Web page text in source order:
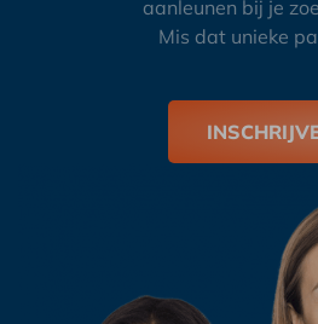
aanleunen bij je
Mis dat unieke